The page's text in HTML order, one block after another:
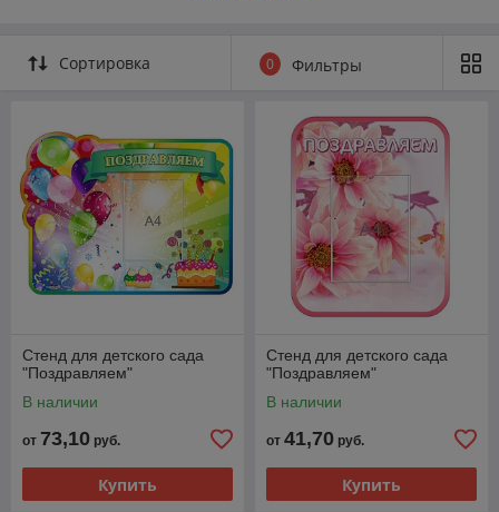
Сортировка 0 Фильтры
Стенд для детского сада
"Поздравляем"
В наличии
от 73,10 руб.
Купить
Стенд для детского сада
"Поздравляем"
В наличии
от 41,70 руб.
Купить